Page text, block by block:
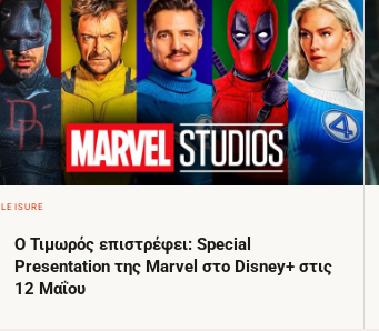
LEISURE
Ο Τιμωρός επιστρέφει: Special
Presentation της Marvel στο Disney+ στις
12 Μαΐου